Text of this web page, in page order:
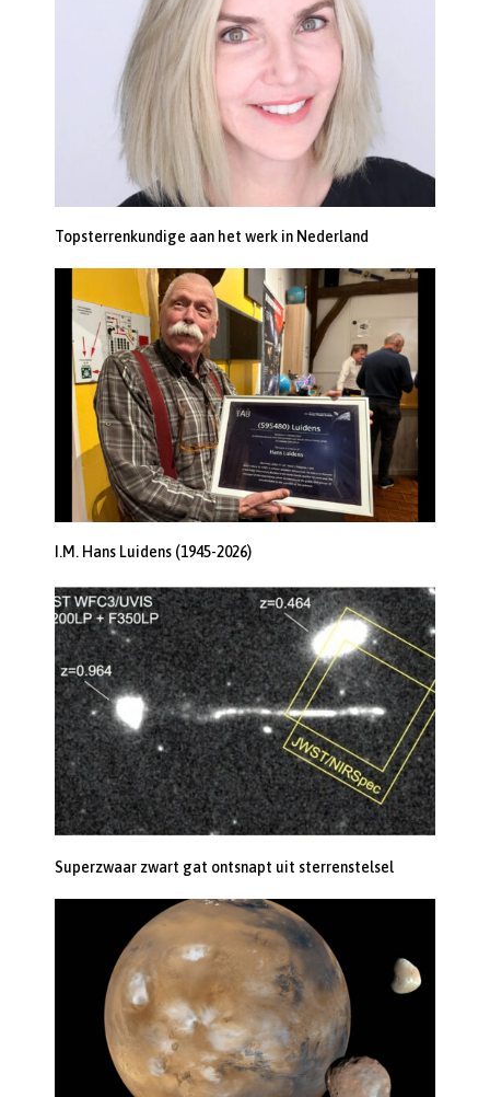
Topsterrenkundige aan het werk in Nederland
I.M. Hans Luidens (1945-2026)
Superzwaar zwart gat ontsnapt uit sterrenstelsel